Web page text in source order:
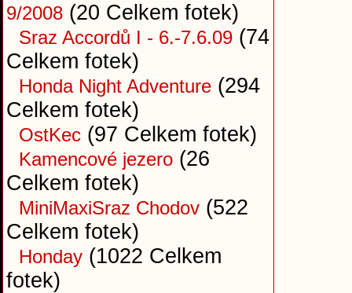
9/2008 (20 Celkem fotek)
Sraz Accordů I - 6.-7.6.09 (74
Celkem fotek)
Honda Night Adventure (294
Celkem fotek)
OstKec (97 Celkem fotek)
Kamencové jezero (26
Celkem fotek)
MiniMaxiSraz Chodov (522
Celkem fotek)
Honday (1022 Celkem
fotek)